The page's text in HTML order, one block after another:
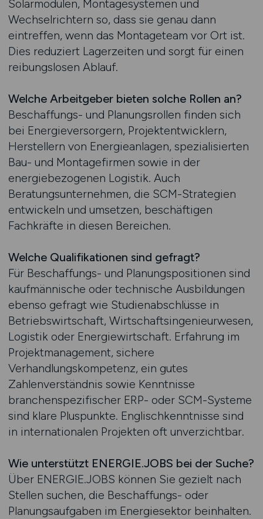
Solarmodulen, Montagesystemen und
Wechselrichtern so, dass sie genau dann
eintreffen, wenn das Montageteam vor Ort ist.
Dies reduziert Lagerzeiten und sorgt für einen
reibungslosen Ablauf.
Welche Arbeitgeber bieten solche Rollen an?
Beschaffungs- und Planungsrollen finden sich
bei Energieversorgern, Projektentwicklern,
Herstellern von Energieanlagen, spezialisierten
Bau- und Montagefirmen sowie in der
energiebezogenen Logistik. Auch
Beratungsunternehmen, die SCM-Strategien
entwickeln und umsetzen, beschäftigen
Fachkräfte in diesen Bereichen.
Welche Qualifikationen sind gefragt?
Für Beschaffungs- und Planungspositionen sind
kaufmännische oder technische Ausbildungen
ebenso gefragt wie Studienabschlüsse in
Betriebswirtschaft, Wirtschaftsingenieurwesen,
Logistik oder Energiewirtschaft. Erfahrung im
Projektmanagement, sichere
Verhandlungskompetenz, ein gutes
Zahlenverständnis sowie Kenntnisse
branchenspezifischer ERP- oder SCM-Systeme
sind klare Pluspunkte. Englischkenntnisse sind
in internationalen Projekten oft unverzichtbar.
Wie unterstützt ENERGIE.JOBS bei der Suche?
Über ENERGIE.JOBS können Sie gezielt nach
Stellen suchen, die Beschaffungs- oder
Planungsaufgaben im Energiesektor beinhalten.